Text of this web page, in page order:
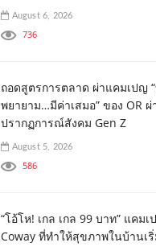
August 6, 2026
736
ถอดสูตรการตลาด ผ่าแคมเปญ
พยายาม…มีค่าเสมอ” ของ OR
ปรากฏการณ์สังคม Gen Z
August 5, 2026
586
“โอ้โห! เกล เกล 99 บาท” แคม
Coway ที่ทำให้สุขภาพในบ้านเ